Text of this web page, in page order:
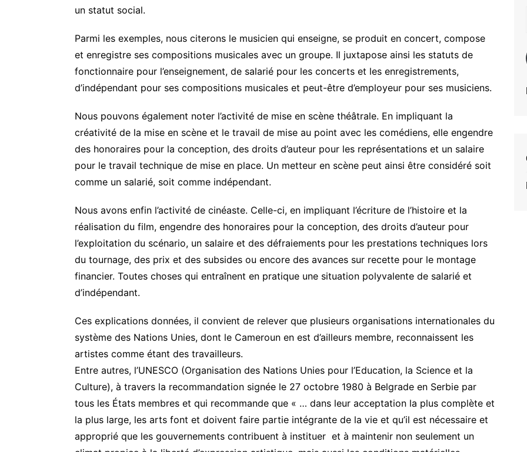
un statut social.
Parmi les exemples, nous citerons le musicien qui enseigne, se produit en concert, compose
et enregistre ses compositions musicales avec un groupe. Il juxtapose ainsi les statuts de
fonctionnaire pour l’enseignement, de salarié pour les concerts et les enregistrements,
d’indépendant pour ses compositions musicales et peut-être d’employeur pour ses musiciens.
Nous pouvons également noter l’activité de mise en scène théâtrale. En impliquant la
créativité de la mise en scène et le travail de mise au point avec les comédiens, elle engendre
des honoraires pour la conception, des droits d’auteur pour les représentations et un salaire
pour le travail technique de mise en place. Un metteur en scène peut ainsi être considéré soit
comme un salarié, soit comme indépendant.
Nous avons enfin l’activité de cinéaste. Celle-ci, en impliquant l’écriture de l’histoire et la
réalisation du film, engendre des honoraires pour la conception, des droits d’auteur pour
l’exploitation du scénario, un salaire et des défraiements pour les prestations techniques lors
du tournage, des prix et des subsides ou encore des avances sur recette pour le montage
financier. Toutes choses qui entraînent en pratique une situation polyvalente de salarié et
d’indépendant.
Ces explications données, il convient de relever que plusieurs organisations internationales du
système des Nations Unies, dont le Cameroun en est d’ailleurs membre, reconnaissent les
artistes comme étant des travailleurs.
Entre autres, l’UNESCO (Organisation des Nations Unies pour l’Education, la Science et la
Culture), à travers la recommandation signée le 27 octobre 1980 à Belgrade en Serbie par
tous les États membres et qui recommande que « … dans leur acceptation la plus complète et
la plus large, les arts font et doivent faire partie intégrante de la vie et qu’il est nécessaire et
approprié que les gouvernements contribuent à instituer et à maintenir non seulement un